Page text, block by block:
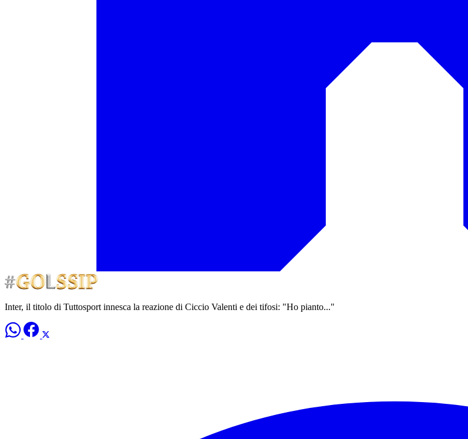
Inter, il titolo di Tuttosport innesca la reazione di Ciccio Valenti e dei tifosi: "Ho pianto..."